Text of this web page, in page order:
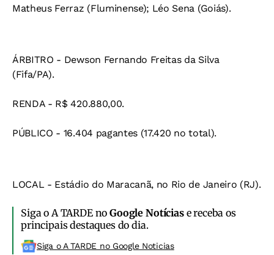
Matheus Ferraz (Fluminense); Léo Sena (Goiás).
ÁRBITRO - Dewson Fernando Freitas da Silva
(Fifa/PA).
RENDA - R$ 420.880,00.
PÚBLICO - 16.404 pagantes (17.420 no total).
LOCAL - Estádio do Maracanã, no Rio de Janeiro (RJ).
Siga o A TARDE noGoogle Notíciase receba os
principais destaques do dia.
Siga o A TARDE no Google Noticias